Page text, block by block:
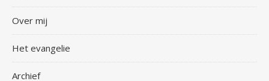
Over mij
Het evangelie
Archief